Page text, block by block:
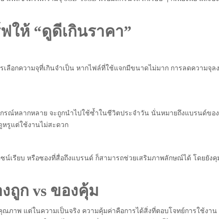
ห้ “ดูดีเกินราคา”
ลือกความจุที่เกินจำเป็น หากไฟล์ที่ใช้แจกมีขนาดไม่มาก การลดความจุล
รณ์หลากหลาย จะถูกนำไปใช้ซ้ำในชีวิตประจำวัน นั่นหมายถึงแบรนด์ของ
รูแต่ใช้งานไม่สะดวก
น์เรียบ หรือซองที่สื่อถึงแบรนด์ ก็สามารถช่วยเสริมภาพลักษณ์ได้ โดยยังคุ
ถูก vs ของคุ้ม
ภาพ แต่ในความเป็นจริง ความคุ้มค่าคือการได้สิ่งที่ตอบโจทย์การใช้งาน